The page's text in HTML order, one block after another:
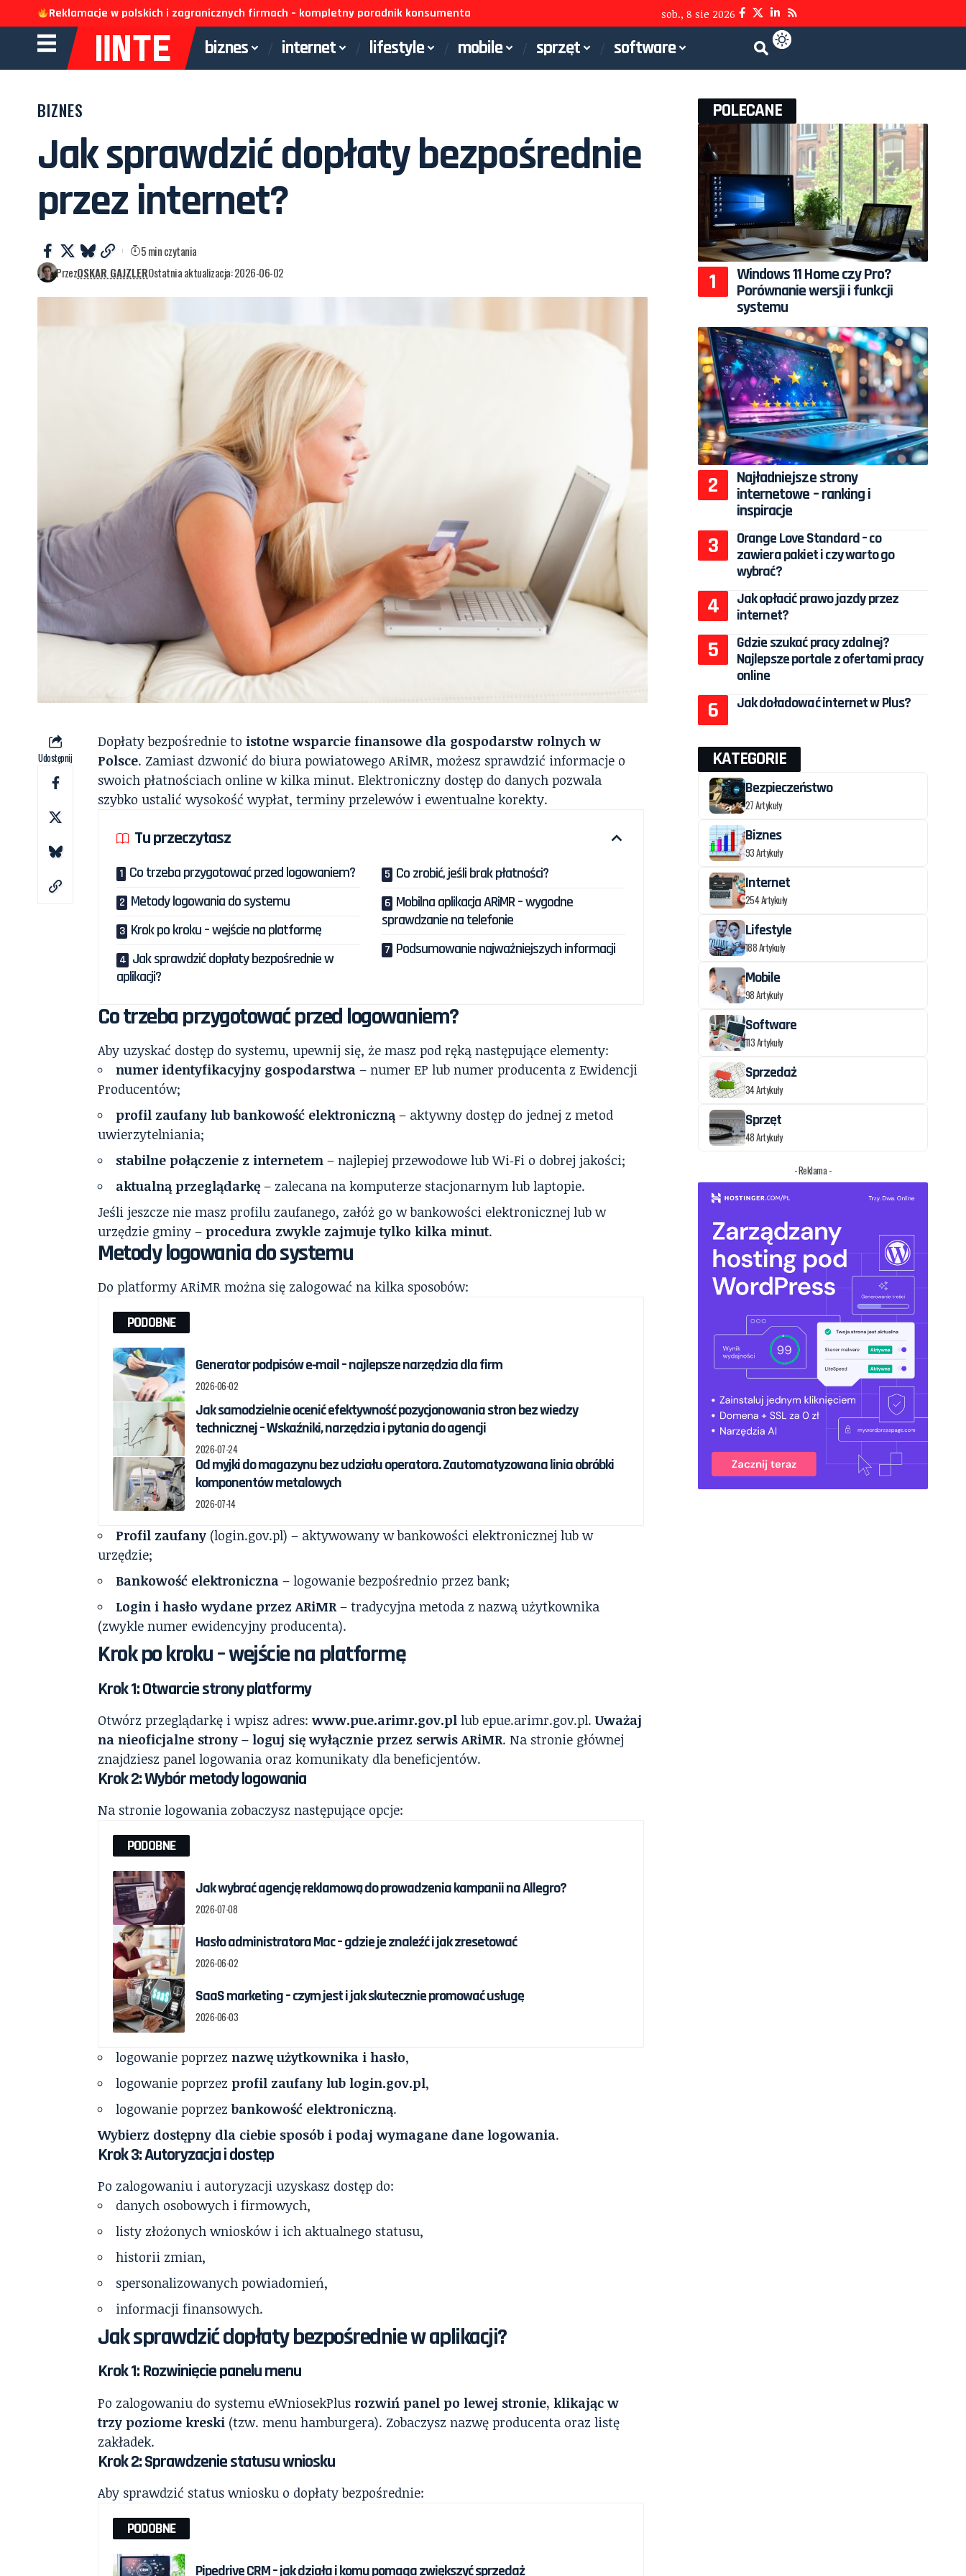
Reklamacje w polskich i zagranicznych firmach – kompletny poradnik konsumenta sob., 8 sie 2026
biznes internet lifestyle mobile sprzęt software
BIZNES
Jak sprawdzić dopłaty bezpośrednie
przez internet?
PrzezOSKAR GAJZLEROstatnia aktualizacja: 2026-06-02
5 min czytania
Udostępnij
Dopłaty bezpośrednie toistotne wsparcie finansowe dla gospodarstw rolnych w
Polsce. Zamiast dzwonić do biura powiatowego ARiMR, możesz sprawdzić informacje o
swoich płatnościach online w kilka minut. Elektroniczny dostęp do danych pozwala
szybko ustalić wysokość wypłat, terminy przelewów i ewentualne korekty.
Tu przeczytasz
Co trzeba przygotować przed logowaniem?
Metody logowania do systemu
Krok po kroku – wejście na platformę
Jak sprawdzić dopłaty bezpośrednie w
aplikacji?
Co zrobić, jeśli brak płatności?
Mobilna aplikacja ARiMR – wygodne
sprawdzanie na telefonie
Podsumowanie najważniejszych informacji
Co trzeba przygotować przed logowaniem?
Aby uzyskać dostęp do systemu, upewnij się, że masz pod ręką następujące elementy:
numer identyfikacyjny gospodarstwa – numer EP lub numer producenta z Ewidencji
Producentów;
profil zaufany lub bankowość elektroniczną – aktywny dostęp do jednej z metod
uwierzytelniania;
stabilne połączenie z internetem – najlepiej przewodowe lub Wi‑Fi o dobrej jakości;
aktualną przeglądarkę – zalecana na komputerze stacjonarnym lub laptopie.
Jeśli jeszcze nie masz profilu zaufanego, załóż go w bankowości elektronicznej lub w
urzędzie gminy –procedura zwykle zajmuje tylko kilka minut.
Metody logowania do systemu
Do platformy ARiMR można się zalogować na kilka sposobów:
PODOBNE
Generator podpisów e‑mail – najlepsze narzędzia dla firm
2026-06-02
Jak samodzielnie ocenić efektywność pozycjonowania stron bez wiedzy
technicznej – Wskaźniki, narzędzia i pytania do agencji
2026-07-24
Od myjki do magazynu bez udziału operatora. Zautomatyzowana linia obróbki
komponentów metalowych
2026-07-14
Profil zaufany (login.gov.pl) – aktywowany w bankowości elektronicznej lub w
urzędzie;
Bankowość elektroniczna – logowanie bezpośrednio przez bank;
Login i hasło wydane przez ARiMR– tradycyjna metoda z nazwą użytkownika
(zwykle numer ewidencyjny producenta).
Krok po kroku – wejście na platformę
Krok 1: Otwarcie strony platformy
Otwórz przeglądarkę i wpisz adres:www.pue.arimr.gov.pl lub epue.arimr.gov.pl.Uważaj
na nieoficjalne strony – loguj się wyłącznie przez serwis ARiMR. Na stronie głównej
znajdziesz panel logowania oraz komunikaty dla beneficjentów.
Krok 2: Wybór metody logowania
Na stronie logowania zobaczysz następujące opcje:
PODOBNE
Jak wybrać agencję reklamową do prowadzenia kampanii na Allegro?
2026-07-08
Hasło administratora Mac – gdzie je znaleźć i jak zresetować
2026-06-02
SaaS marketing – czym jest i jak skutecznie promować usługę
2026-06-03
logowanie poprzeznazwę użytkownika i hasło,
logowanie poprzezprofil zaufany lub login.gov.pl,
logowanie poprzezbankowość elektroniczną.
Wybierz dostępny dla ciebie sposób i podaj wymagane dane logowania.
Krok 3: Autoryzacja i dostęp
Po zalogowaniu i autoryzacji uzyskasz dostęp do:
danych osobowych i firmowych,
listy złożonych wniosków i ich aktualnego statusu,
historii zmian,
spersonalizowanych powiadomień,
informacji finansowych.
Jak sprawdzić dopłaty bezpośrednie w aplikacji?
Krok 1: Rozwinięcie panelu menu
Po zalogowaniu do systemu eWniosekPlusrozwiń panel po lewej stronie, klikając w
trzy poziome kreski (tzw. menu hamburgera). Zobaczysz nazwę producenta oraz listę
zakładek.
Krok 2: Sprawdzenie statusu wniosku
Aby sprawdzić status wniosku o dopłaty bezpośrednie:
PODOBNE
Pipedrive CRM – jak działa i komu pomaga zwiększyć sprzedaż
POLECANE
Windows 11 Home czy Pro?
Porównanie wersji i funkcji
systemu
Najładniejsze strony
internetowe – ranking i
inspiracje
Orange Love Standard – co
zawiera pakiet i czy warto go
wybrać?
Jak opłacić prawo jazdy przez
internet?
Gdzie szukać pracy zdalnej?
Najlepsze portale z ofertami pracy
online
Jak doładować internet w Plus?
KATEGORIE
Bezpieczeństwo
27 Artykuły
Biznes
93 Artykuły
Internet
254 Artykuły
Lifestyle
188 Artykuły
Mobile
98 Artykuły
Software
113 Artykuły
Sprzedaż
34 Artykuły
Sprzęt
48 Artykuły
- Reklama -